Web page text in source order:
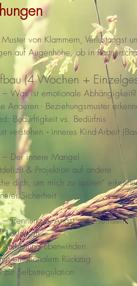
von Klammern, Verlustangst
auf Augenhöhe, ob in
(4 Wochen +
– Was ist emotionale Abhängigkeit?
Anderen - Beziehungsmuster
Bedürftigkeit vs. Bedürfnis
verstehen - inneres Kind-Arbeit
– Der innere Mangel
& Projektion auf andere
dich, um mich zu spüren“
Sicherheit
– Trennung & Angst vor Alleinsein
- Loslassen
überwinden
emotionalem Rückzug
zur Selbstregulation